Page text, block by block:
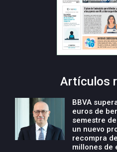
Artículos
BBVA
euros de
semestre
un nuevo
recompra
millones de